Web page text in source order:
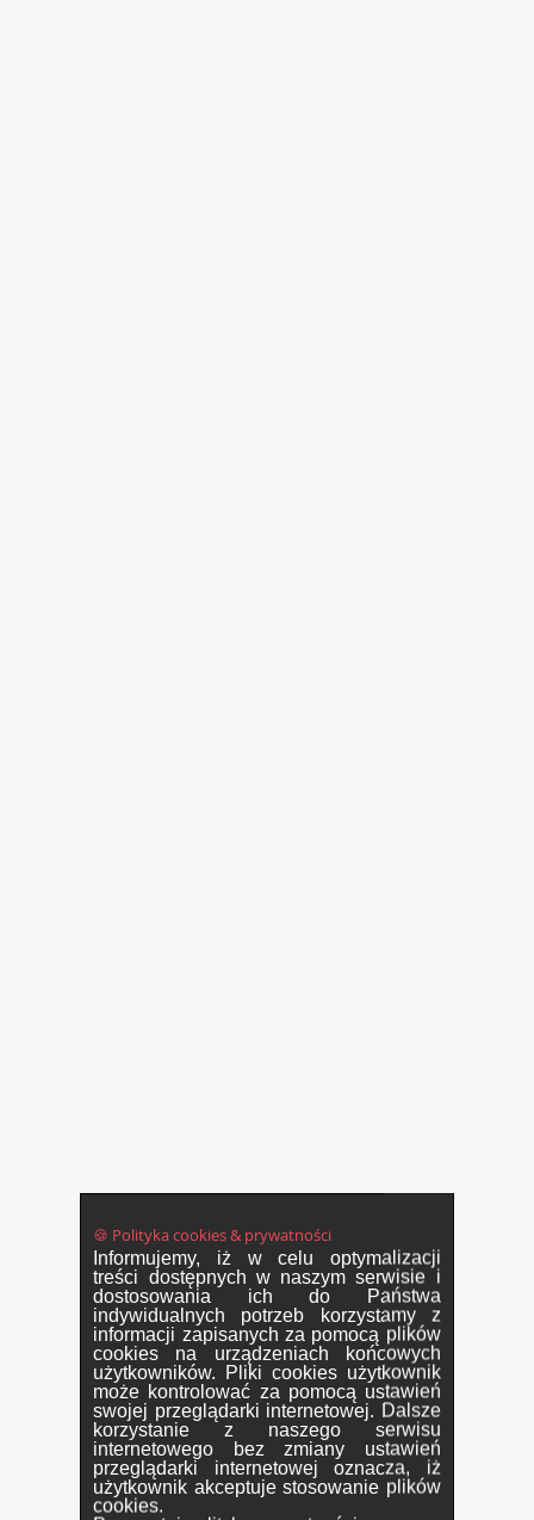
🍪 Polityka cookies & prywatności
Informujemy, iż w celu optymalizacji
treści dostępnych w naszym serwisie i
dostosowania ich do Państwa
indywidualnych potrzeb korzystamy z
informacji zapisanych za pomocą plików
cookies na urządzeniach końcowych
użytkowników. Pliki cookies użytkownik
może kontrolować za pomocą ustawień
swojej przeglądarki internetowej. Dalsze
korzystanie z naszego serwisu
internetowego bez zmiany ustawień
przeglądarki internetowej oznacza, iż
użytkownik akceptuje stosowanie plików
cookies.